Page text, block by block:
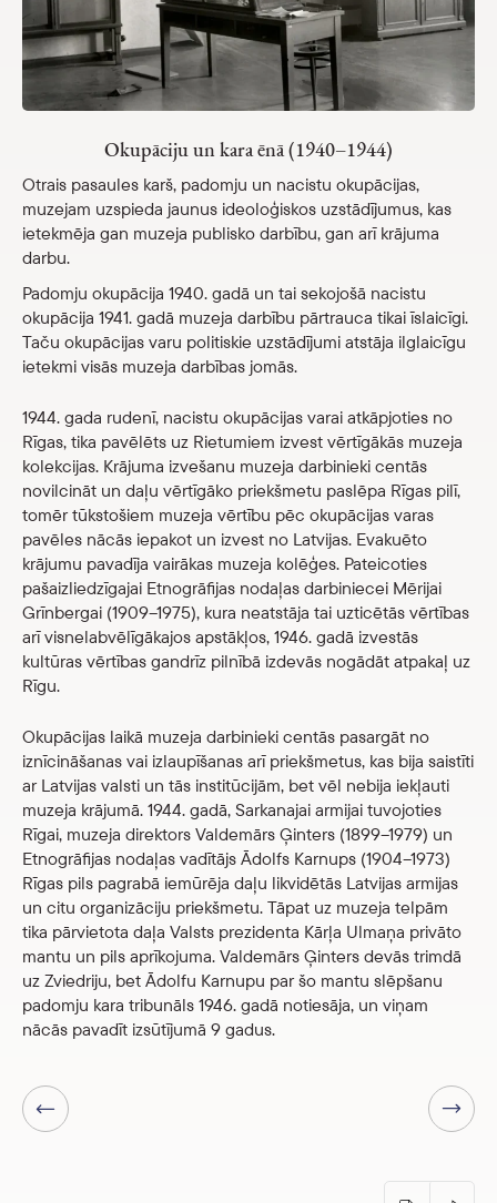
Veikals
eMuzejs
Lasi viegliOkupāciju un kara ēnā (1940–1944)
Otrais pasaules karš, padomju un nacistu okupācijas,
muzejam uzspieda jaunus ideoloģiskos uzstādījumus, kas
ietekmēja gan muzeja publisko darbību, gan arī krājuma
darbu.
Padomju okupācija 1940. gadā un tai sekojošā nacistu
okupācija 1941. gadā muzeja darbību pārtrauca tikai īslaicīgi.
Taču okupācijas varu politiskie uzstādījumi atstāja ilglaicīgu
ietekmi visās muzeja darbības jomās.
1944. gada rudenī, nacistu okupācijas varai atkāpjoties no
Rīgas, tika pavēlēts uz Rietumiem izvest vērtīgākās muzeja
kolekcijas. Krājuma izvešanu muzeja darbinieki centās
novilcināt un daļu vērtīgāko priekšmetu paslēpa Rīgas pilī,
tomēr tūkstošiem muzeja vērtību pēc okupācijas varas
pavēles nācās iepakot un izvest no Latvijas. Evakuēto
krājumu pavadīja vairākas muzeja kolēģes. Pateicoties
pašaizliedzīgajai Etnogrāfijas nodaļas darbiniecei Mērijai
Grīnbergai (1909–1975), kura neatstāja tai uzticētās vērtības
arī visnelabvēlīgākajos apstākļos, 1946. gadā izvestās
kultūras vērtības gandrīz pilnībā izdevās nogādāt atpakaļ uz
Rīgu.
Okupācijas laikā muzeja darbinieki centās pasargāt no
iznīcināšanas vai izlaupīšanas arī priekšmetus, kas bija saistīti
ar Latvijas valsti un tās institūcijām, bet vēl nebija iekļauti
muzeja krājumā. 1944. gadā, Sarkanajai armijai tuvojoties
Rīgai, muzeja direktors Valdemārs Ģinters (1899–1979) un
Etnogrāfijas nodaļas vadītājs Ādolfs Karnups (1904–1973)
Rīgas pils pagrabā iemūrēja daļu likvidētās Latvijas armijas
un citu organizāciju priekšmetu. Tāpat uz muzeja telpām
tika pārvietota daļa Valsts prezidenta Kārļa Ulmaņa privāto
mantu un pils aprīkojuma. Valdemārs Ģinters devās trimdā
uz Zviedriju, bet Ādolfu Karnupu par šo mantu slēpšanu
padomju kara tribunāls 1946. gadā notiesāja, un viņam
nācās pavadīt izsūtījumā 9 gadus.
Iepriekšējā lapa
Nākamā lapa